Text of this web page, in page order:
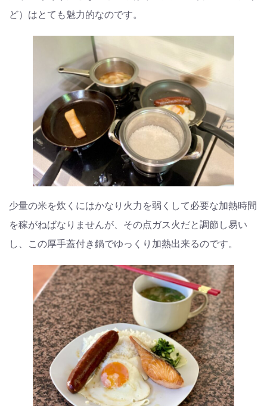
ど）はとても魅力的なのです。
少量の米を炊くにはかなり火力を弱くして必要な加熱時間
を稼がねばなりませんが、その点ガス火だと調節し易い
し、この厚手蓋付き鍋でゆっくり加熱出来るのです。